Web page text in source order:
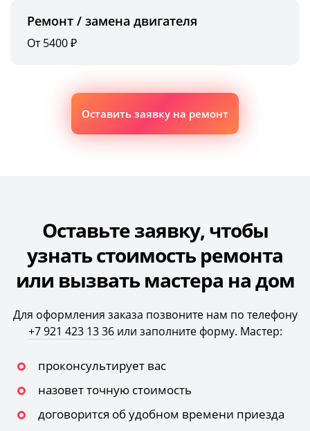
Ремонт / замена двигателя
От 5400 ₽
Оставить заявку на ремонт
Оставьте заявку, чтобы
узнать стоимость ремонта
или вызвать мастера на дом
Для оформления заказа позвоните нам по телефону
+7 921 423 13 36или заполните форму. Мастер:
проконсультирует вас
назовет точную стоимость
договорится об удобном времени приезда